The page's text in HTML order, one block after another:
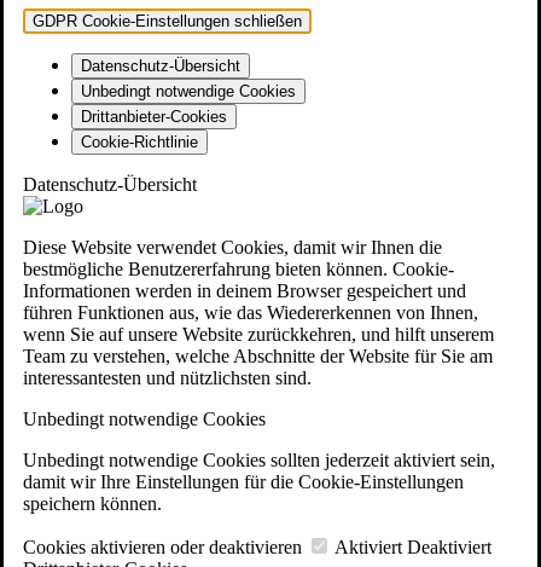
GDPR Cookie-Einstellungen schließen
Datenschutz-Übersicht
Unbedingt notwendige Cookies
Drittanbieter-Cookies
Cookie-Richtlinie
Datenschutz-Übersicht
Diese Website verwendet Cookies, damit wir Ihnen die
bestmögliche Benutzererfahrung bieten können. Cookie-
Informationen werden in deinem Browser gespeichert und
führen Funktionen aus, wie das Wiedererkennen von Ihnen,
wenn Sie auf unsere Website zurückkehren, und hilft unserem
Team zu verstehen, welche Abschnitte der Website für Sie am
interessantesten und nützlichsten sind.
Unbedingt notwendige Cookies
Unbedingt notwendige Cookies sollten jederzeit aktiviert sein,
damit wir Ihre Einstellungen für die Cookie-Einstellungen
speichern können.
Cookies aktivieren oder deaktivieren Aktiviert Deaktiviert